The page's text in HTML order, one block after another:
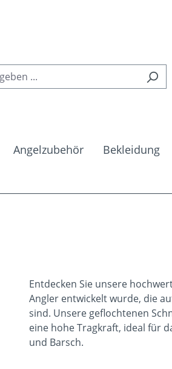
Angelzubehör Bekleidung
Entdecken Sie unsere
Angler entwickelt wurde, die
sind. Unsere geflochtenen
eine hohe Tragkraft, ideal für
und Barsch.